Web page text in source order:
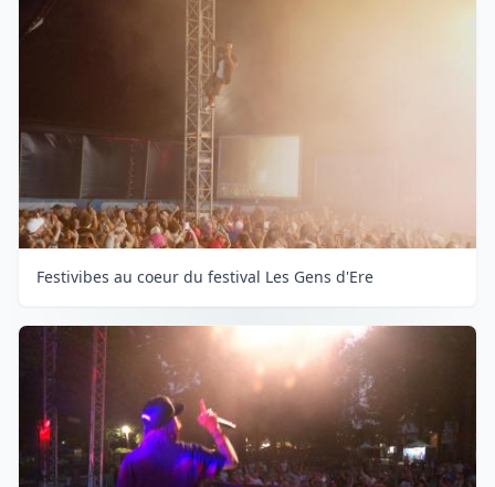
Festivibes au coeur du festival Les Gens d'Ere